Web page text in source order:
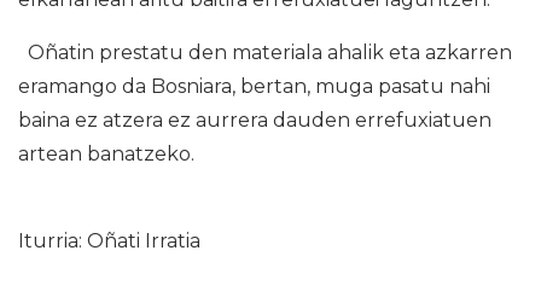
Oñatin prestatu den materiala ahalik eta azkarren
eramango da Bosniara, bertan, muga pasatu nahi
baina ez atzera ez aurrera dauden errefuxiatuen
artean banatzeko.
Iturria: Oñati Irratia